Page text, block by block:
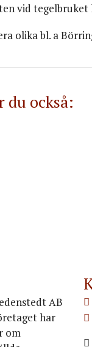
vid tegelbruket
olika bl. a
du också:
AB
har
om